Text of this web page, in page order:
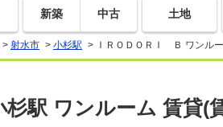
新築 中古 土地
> 射水市 > 小杉駅 > ＩＲＯＤＯＲＩ Ｂ ワンル
駅 ワンルーム 賃貸(